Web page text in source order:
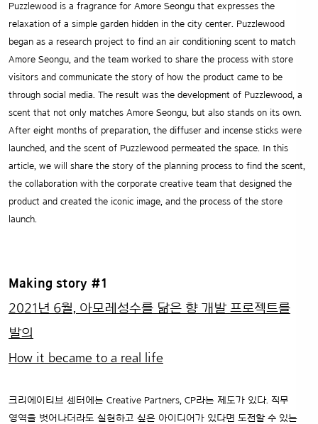
Puzzlewood is a fragrance for Amore Seongu that expresses the
relaxation of a simple garden hidden in the city center. Puzzlewood
began as a research project to find an air conditioning scent to match
Amore Seongu, and the team worked to share the process with store
visitors and communicate the story of how the product came to be
through social media. The result was the development of Puzzlewood, a
scent that not only matches Amore Seongu, but also stands on its own.
After eight months of preparation, the diffuser and incense sticks were
launched, and the scent of Puzzlewood permeated the space. In this
article, we will share the story of the planning process to find the scent,
the collaboration with the corporate creative team that designed the
product and created the iconic image, and the process of the store
launch.
Making story #1
2021년 6월, 아모레성수를 닮은 향 개발 프로젝트를
발의
How it became to a real life
크리에이티브 센터에는 Creative Partners, CP라는 제도가 있다. 직무
영역을 벗어나더라도 실현하고 싶은 아이디어가 있다면 도전할 수 있는